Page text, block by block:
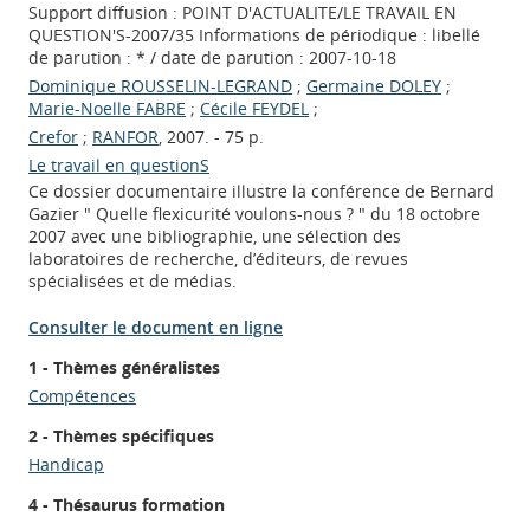
Support diffusion : POINT D'ACTUALITE/LE TRAVAIL EN
QUESTION'S-2007/35 Informations de périodique : libellé
de parution : * / date de parution : 2007-10-18
Dominique ROUSSELIN-LEGRAND ;Germaine DOLEY ;
Marie-Noelle FABRE ;Cécile FEYDEL ;
Crefor ; RANFOR, 2007. - 75 p.
Le travail en questionS
Ce dossier documentaire illustre la conférence de Bernard
Gazier " Quelle flexicurité voulons-nous ? " du 18 octobre
2007 avec une bibliographie, une sélection des
laboratoires de recherche, d’éditeurs, de revues
spécialisées et de médias.
Consulter le document en ligne
1 - Thèmes généralistes
Compétences
2 - Thèmes spécifiques
Handicap
4 - Thésaurus formation